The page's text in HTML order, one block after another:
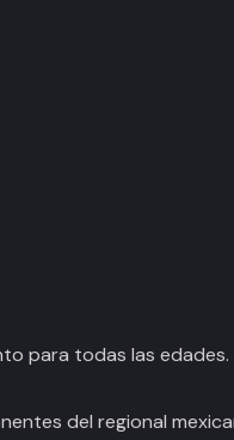
para todas las edades.
del regional